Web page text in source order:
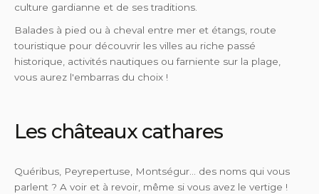
culture gardianne et de ses traditions.
Balades à pied ou à cheval entre mer et étangs, route
touristique pour découvrir les villes au riche passé
historique, activités nautiques ou farniente sur la plage,
vous aurez l'embarras du choix !
Les châteaux cathares
Quéribus, Peyrepertuse, Montségur… des noms qui vous
parlent ? A voir et à revoir, même si vous avez le vertige !